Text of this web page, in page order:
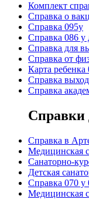
Комплект
Справка о
Справка 095у
Справка 086 у
Справка для
Справка от
Карта ребенка
Справка выход
Справка
Справки
Cправка в
Медицинская
Санаторно-
Детская
Справка 070 у
Медицинская